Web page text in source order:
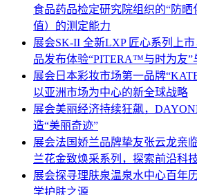
食品药品检定研究院组织的“防晒
值）的测定能力
展会SK-II 全新LXP 匠心系列上
品发布体验“PITERA™与时为友”
展会 日本彩妆市场第一品牌
以亚洲市场为中心的新全球战略
展会美丽经济持续狂飙，
造“美丽奇迹”
展会法国娇兰品牌挚友张云龙亲
兰花金致焕采系列，探索前沿科
展会探寻理肤泉温泉水中心百年
学护肤之源